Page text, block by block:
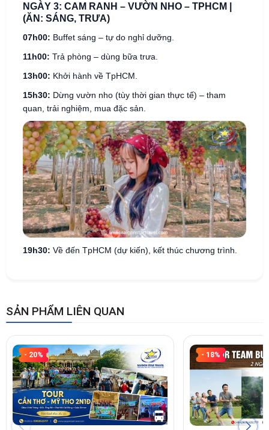
NGÀY 3: CAM RANH – VƯỜN NHO – TPHCM |
(ĂN: SÁNG, TRƯA)
07h00: Buffet sáng – tự do nghỉ dưỡng.
11h00: Trả phòng – dùng bữa trưa.
13h00: Khởi hành về TpHCM.
15h30: Dừng vườn nho (tùy thời gian thực tế) – tham
quan, trải nghiệm, mua đặc sản.
19h30: Về đến TpHCM (dự kiến), kết thúc chương trình.
SẢN PHẨM LIÊN QUAN
- 20% - 18%